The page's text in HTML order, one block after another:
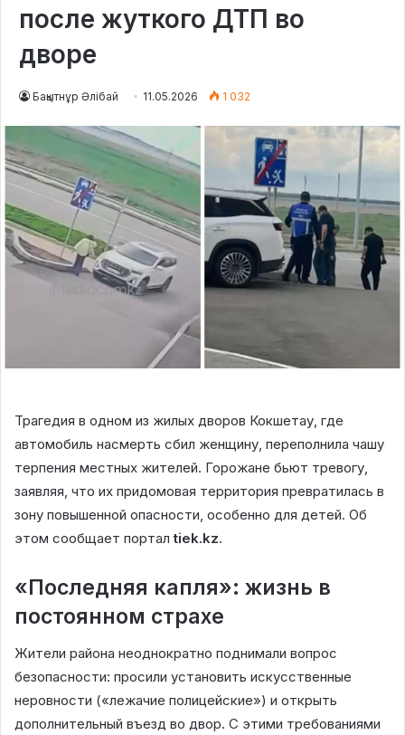
после жуткого ДТП во
дворе
Бақытнұр Әлібай 11.05.2026 1 032
Трагедия в одном из жилых дворов Кокшетау, где
автомобиль насмерть сбил женщину, переполнила чашу
терпения местных жителей. Горожане бьют тревогу,
заявляя, что их придомовая территория превратилась в
зону повышенной опасности, особенно для детей. Об
этом сообщает порталtiek.kz.
«Последняя капля»: жизнь в
постоянном страхе
Жители района неоднократно поднимали вопрос
безопасности: просили установить искусственные
неровности («лежачие полицейские») и открыть
дополнительный въезд во двор. С этими требованиями